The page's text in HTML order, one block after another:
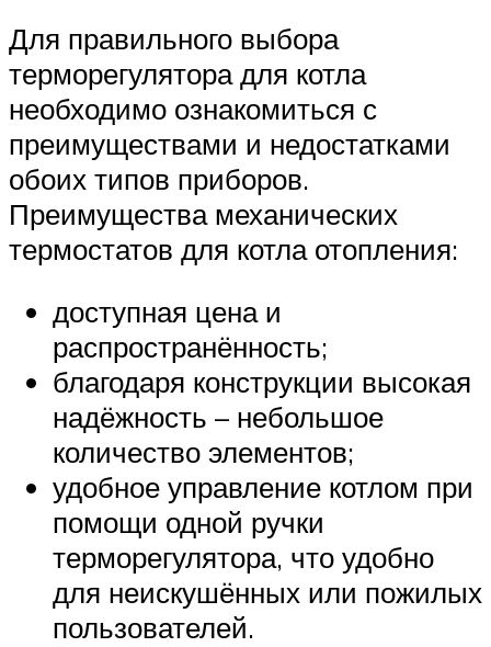
Для правильного выбора
терморегулятора для котла
необходимо ознакомиться с
преимуществами и недостатками
обоих типов приборов.
Преимущества механических
термостатов для котла отопления:
доступная цена и
распространённость;
благодаря конструкции высокая
надёжность – небольшое
количество элементов;
удобное управление котлом при
помощи одной ручки
терморегулятора, что удобно
для неискушённых или пожилых
пользователей.